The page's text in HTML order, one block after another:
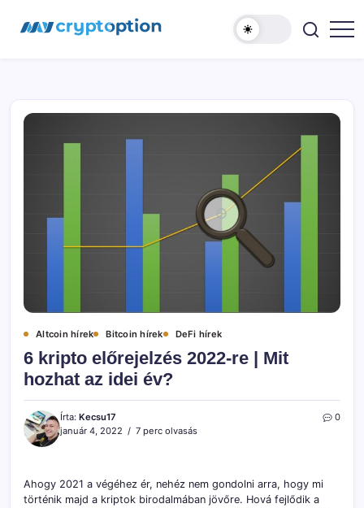
MyCryptOption
Altcoin hírek Bitcoin hírek DeFi hírek
6 kripto előrejelzés 2022-re | Mit
hozhat az idei év?
Írta: Kecsu17
január 4, 2022
7 perc olvasás
0
Ahogy 2021 a végéhez ér, nehéz nem gondolni arra, hogy mi
történik majd a kriptok birodalmában jövőre. Hová fejlődik a